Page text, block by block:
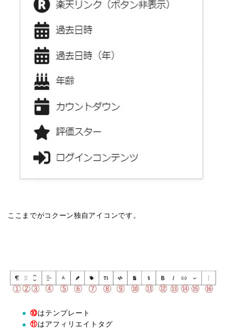
ここまでがコクーン独自アイコンです。
⑩はテンプレート
⑪はアフィリエイトタグ